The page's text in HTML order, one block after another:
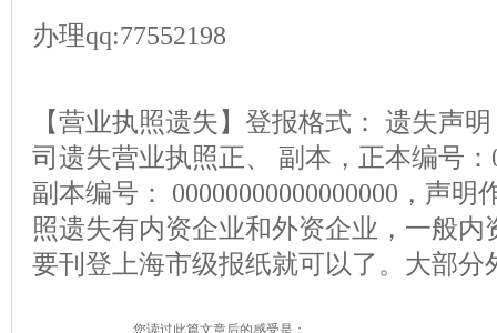
办理qq:77552198
【营业执照遗失】登报格式： 遗失声
司遗失营业执照正、 副本，正本编号：
副本编号： 00000000000000000，声
照遗失有内资企业和外资企业，一般
要刊登上海市级报纸就可以了。大部分
您读过此篇文章后的感受是：